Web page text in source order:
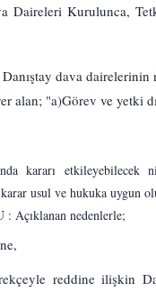
Daireleri Kurulunca,
dava dairelerinin
"a)Görev ve yetki
kararı
usul ve hukuka uygun
Açıklanan nedenlerle;
reddine ilişkin